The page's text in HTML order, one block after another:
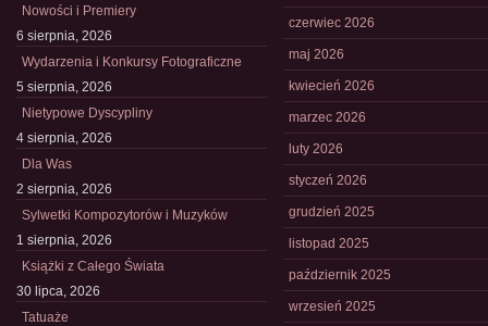
Nowości i Premiery
6 sierpnia, 2026
Wydarzenia i Konkursy Fotograficzne
5 sierpnia, 2026
Nietypowe Dyscypliny
4 sierpnia, 2026
Dla Was
2 sierpnia, 2026
Sylwetki Kompozytorów i Muzyków
1 sierpnia, 2026
Książki z Całego Świata
30 lipca, 2026
Tatuaże
czerwiec 2026
maj 2026
kwiecień 2026
marzec 2026
luty 2026
styczeń 2026
grudzień 2025
listopad 2025
październik 2025
wrzesień 2025